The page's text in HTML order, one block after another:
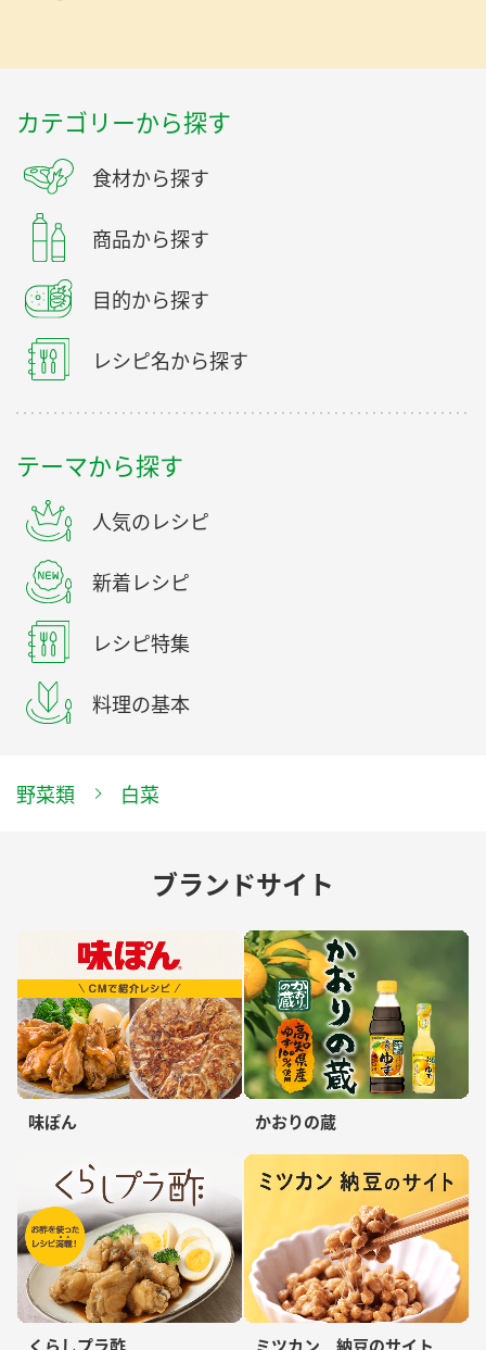
カテゴリーから探す
食材から探す
商品から探す
目的から探す
レシピ名から探す
テーマから探す
人気のレシピ
新着レシピ
レシピ特集
料理の基本
野菜類 白菜
ブランドサイト
味ぽん かおりの蔵
くらしプラ酢 ミツカン 納豆のサイト